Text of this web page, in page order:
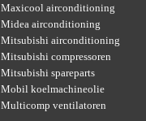
Maxicool airconditioning
Midea airconditioning
Mitsubishi airconditioning
Mitsubishi compressoren
Mitsubishi spareparts
Mobil koelmachineolie
Multicomp ventilatoren